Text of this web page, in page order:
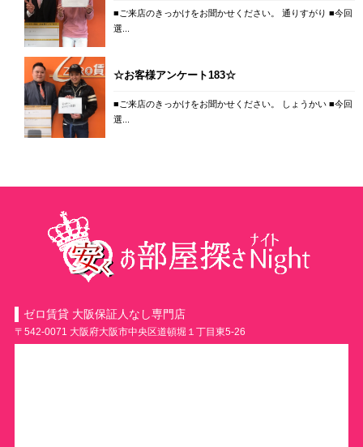
■ご来店のきっかけをお聞かせください。 通りすがり ■今回
選...
☆お客様アンケート183☆
■ご来店のきっかけをお聞かせください。 しょうかい ■今回
選...
ゼロ賃貸 大阪保証人なし専門店
〒542-0071 大阪府大阪市中央区道頓堀１丁目東5-26